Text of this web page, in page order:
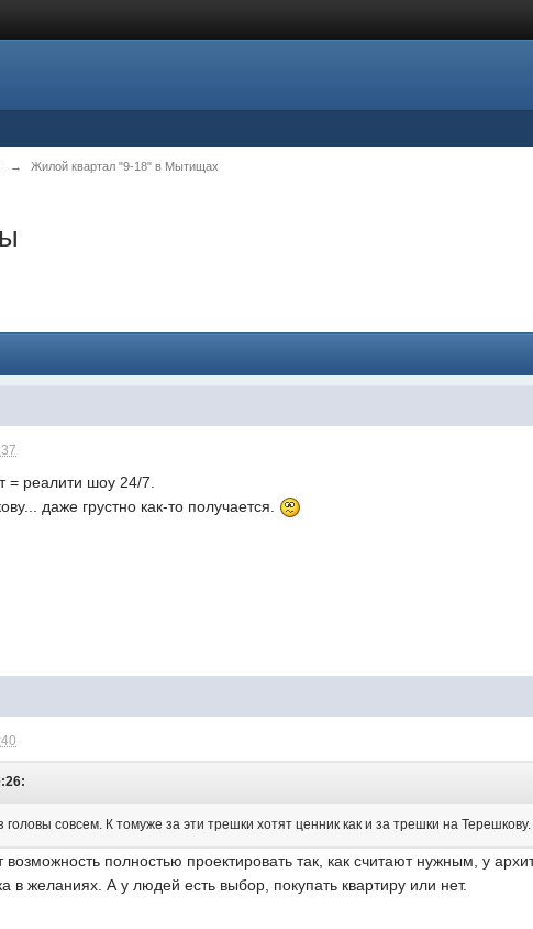
→ Жилой квартал "9-18" в Мытищах
= реалити шоу 24/7.
даже грустно как-то получается.
головы совсем. К томуже за эти трешки хотят ценник как и за трешки на
полностью проектировать так, как считают нужным, у
в желаниях. А у людей есть выбор, покупать квартиру или нет.